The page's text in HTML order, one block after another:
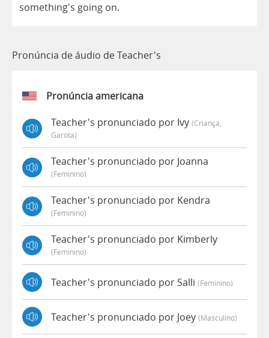
something's going on.
Pronúncia de áudio de Teacher's
Pronúncia americana
Teacher's pronunciado por Ivy (criança,
Garota)
Teacher's pronunciado por Joanna
(feminino)
Teacher's pronunciado por Kendra
(feminino)
Teacher's pronunciado por Kimberly
(feminino)
Teacher's pronunciado por Salli (feminino)
Teacher's pronunciado por Joey (masculino)